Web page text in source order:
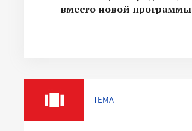
вместо новой программы
ТЕМА